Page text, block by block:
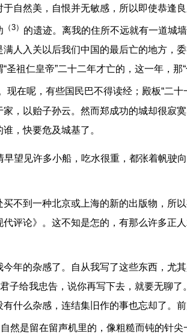
于自然美，自恨并无敏感，所以即使恭逢
（3） 的遗迹。离我的住所不远就有一道城
人入关以后我们中国的最后亡的地方，
圣祖仁皇帝”二十二年才亡的，这一年，那“
现在呢，有些国民巴不得读经；殿板“二
，以贻子孙云。然而郑成功的城却很寂
，快要危及城基了。
早望见许多小船，吃水很重，都张着帆驶
买不到一种北京或上海的新的出版物，所
评论》。这不知是怎的，有那么许多正
今年的杂感了。自从我写了这些东西，尤
子给我忠告，说你再写下去，就要无聊
什么杂感，连结集旧作的事也忘却了。
自然是留在留声机里的，像粗糙而钝的针尖